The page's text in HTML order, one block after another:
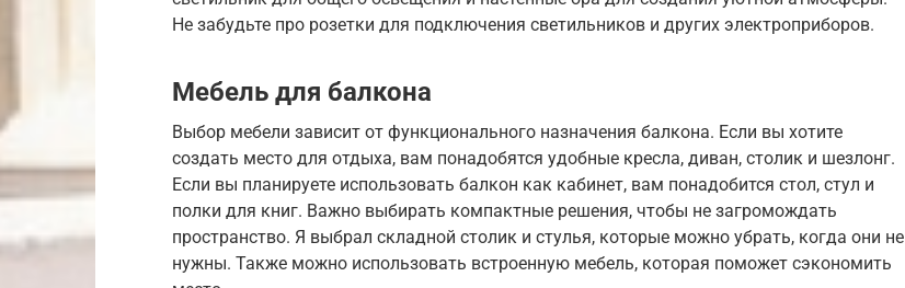
Не забудьте про розетки для подключения светильников и других электроприборов.
Мебель для балкона
Выбор мебели зависит от функционального назначения балкона. Если вы хотите
создать место для отдыха, вам понадобятся удобные кресла, диван, столик и шезлонг.
Если вы планируете использовать балкон как кабинет, вам понадобится стол, стул и
полки для книг. Важно выбирать компактные решения, чтобы не загромождать
пространство. Я выбрал складной столик и стулья, которые можно убрать, когда они не
нужны. Также можно использовать встроенную мебель, которая поможет сэкономить